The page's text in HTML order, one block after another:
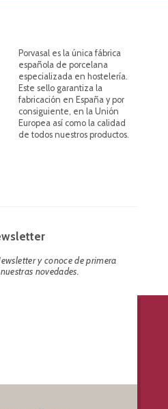
Porvasal es la única fábrica
española de porcelana
especializada en hostelería.
Este sello garantiza la
fabricación en España y por
consiguiente, en la Unión
Europea así como la calidad
de todos nuestros productos.
y conoce de primera
novedades.